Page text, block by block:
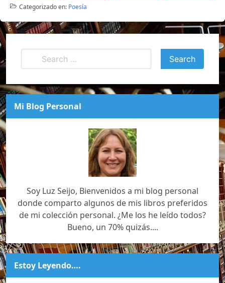
Categorizado en: Poesía
Mi Blog Personal
Soy Luz Seijo, Bienvenidos a mi blog personal
donde comparto algunos de mis libros preferidos
de mi colección personal. ¿Me los he leído todos?
Bueno, un 70% quizás....
Estoy Leyendo….